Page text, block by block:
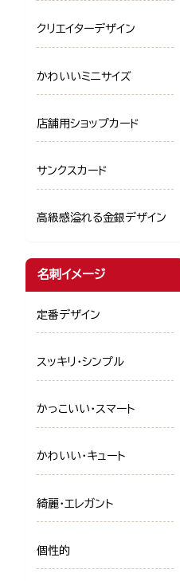
クリエイターデザイン
かわいいミニサイズ
店舗用ショップカード
サンクスカード
高級感溢れる金銀デザイン
名刺イメージ
定番デザイン
スッキリ・シンプル
かっこいい・スマート
かわいい・キュート
綺麗・エレガント
個性的